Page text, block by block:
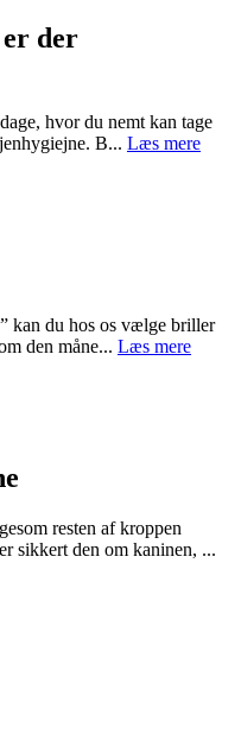
der
hvor du nemt kan tage
B... Læs mere
kan du hos os vælge briller
den måne... Læs mere
resten af kroppen
sikkert den om kaninen, ...